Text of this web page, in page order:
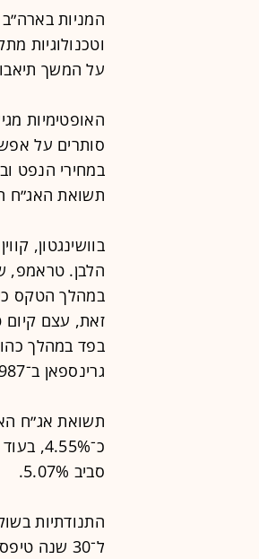
וטכנולוגיות
על המשך
האופטימיות
סותרים על
תשואת האג״ח האמריקאית
בוושינגטון,
הלבן. טראמפ,
במהלך הטקס
זאת, עצם
בפד במהלך
גרינספאן ב־1987.
סביב 5.07%.
התנודתיות
ל־30 שנה